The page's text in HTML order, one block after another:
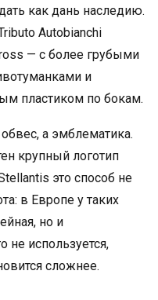
как дань наследию.
Autobianchi
— с более грубыми
и
пластиком по бокам.
а эмблематика.
крупный логотип
это способ не
в Европе у таких
но и
не используется,
сложнее.